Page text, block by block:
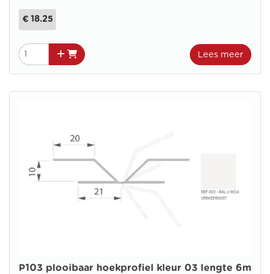
€ 18.25
Lees meer
P103 plooibaar hoekprofiel kleur 03 lengte 6m